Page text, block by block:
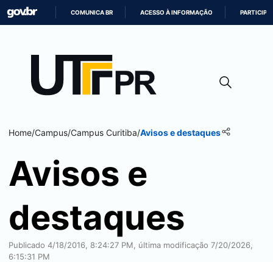
CONTEÚDO
COMUNICA BR ACESSO À INFORMAÇÃO PARTICIPE
Home/Campus/Campus Curitiba/Avisos e destaques
Avisos e
destaques
Publicado 4/18/2016, 8:24:27 PM, última modificação 7/20/2026,
6:15:31 PM